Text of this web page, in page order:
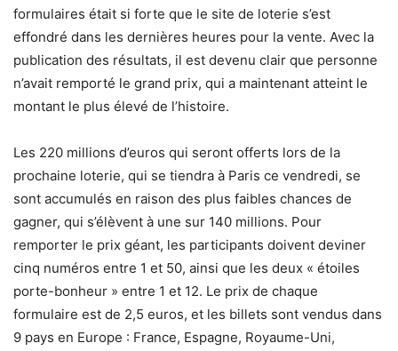
formulaires était si forte que le site de loterie s’est
effondré dans les dernières heures pour la vente. Avec la
publication des résultats, il est devenu clair que personne
n’avait remporté le grand prix, qui a maintenant atteint le
montant le plus élevé de l’histoire.
Les 220 millions d’euros qui seront offerts lors de la
prochaine loterie, qui se tiendra à Paris ce vendredi, se
sont accumulés en raison des plus faibles chances de
gagner, qui s’élèvent à une sur 140 millions. Pour
remporter le prix géant, les participants doivent deviner
cinq numéros entre 1 et 50, ainsi que les deux « étoiles
porte-bonheur » entre 1 et 12. Le prix de chaque
formulaire est de 2,5 euros, et les billets sont vendus dans
9 pays en Europe : France, Espagne, Royaume-Uni,